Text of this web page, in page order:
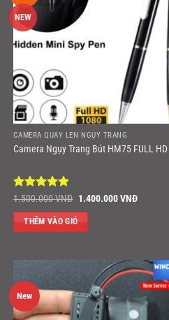
NEW
CAMERA QUAY LÉN NGỤY TRANG
Camera Ngụy Trang Bút HM75 FULL HD
Được xếp
sao
1.500.000VNĐ Giá
là:
1.500.000 VNĐ.
1.400.000VNĐGiá
THÊM VÀO GIỎ
New